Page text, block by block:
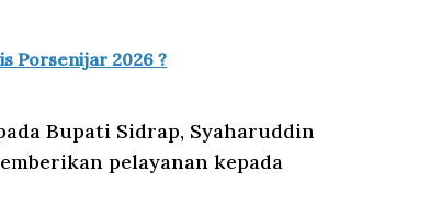
Porsenijar 2026 ?
Bupati Sidrap, Syaharuddin
pelayanan kepada